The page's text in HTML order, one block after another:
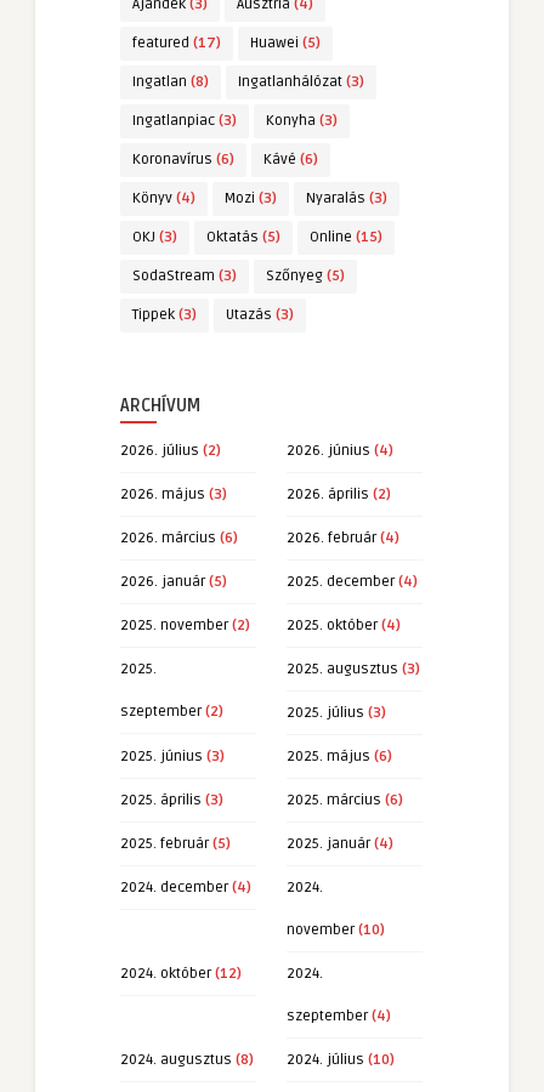
Ajándék (3) Ausztria (4)
featured (17) Huawei (5)
Ingatlan (8) Ingatlanhálózat (3)
Ingatlanpiac (3) Konyha (3)
Koronavírus (6) Kávé (6)
Könyv (4) Mozi (3) Nyaralás (3)
OKJ (3) Oktatás (5) Online (15)
SodaStream (3) Szőnyeg (5)
Tippek (3) Utazás (3)
ARCHÍVUM
2026. július (2) 2026. június (4)
2026. május (3) 2026. április (2)
2026. március (6) 2026. február(4)
2026. január(5) 2025. december(4)
2025. november(2) 2025. október(4)
2025.
szeptember(2)
2025. augusztus (3)
2025. július (3)
2025. június (3) 2025. május (6)
2025. április (3) 2025. március (6)
2025. február(5) 2025. január(4)
2024. december(4) 2024.
november(10)
2024. október(12) 2024.
szeptember(4)
2024. augusztus (8) 2024. július (10)